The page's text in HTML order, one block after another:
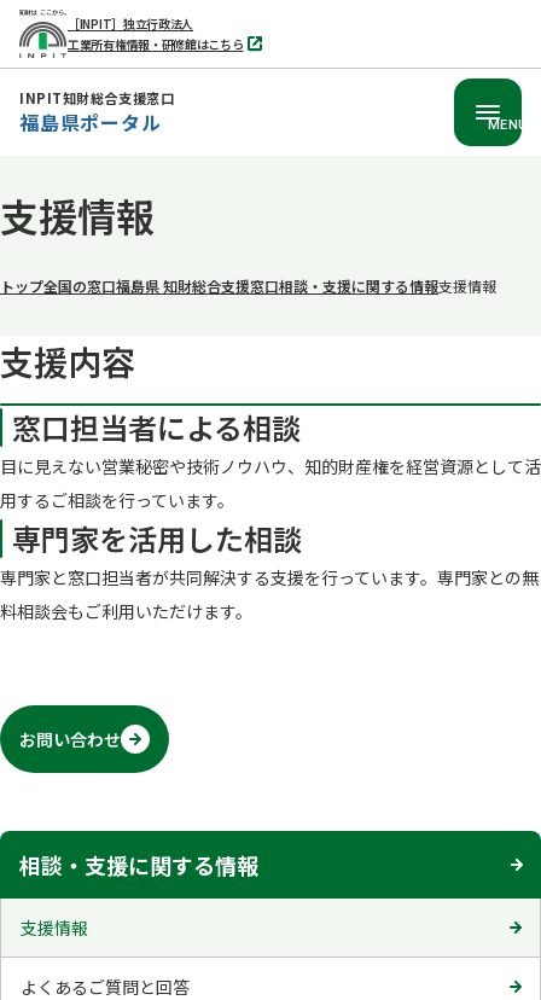
文
へ
［INPIT］独立行政法人
工業所有権情報・研修館はこちら
別
タ
INPIT知財総合支援窓口
福島県ポータル MENU
支援情報
トップ全国の窓口福島県 知財総合支援窓口相談・支援に関する情報支援情報
支援内容
窓口担当者による相談
目に見えない営業秘密や技術ノウハウ、知的財産権を経営資源として活
用するご相談を行っています。
専門家を活用した相談
専門家と窓口担当者が共同解決する支援を行っています。専門家との無
料相談会もご利用いただけます。
お問い合わせ
相談・支援に関する情報
支援情報
よくあるご質問と回答